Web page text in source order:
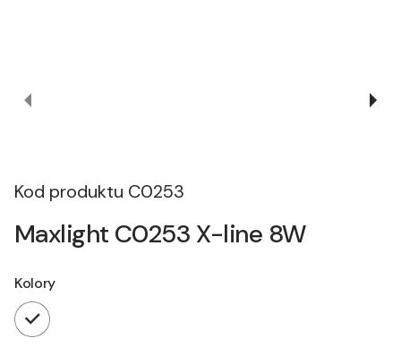
Kod produktu C0253
Maxlight C0253 X-line 8W
Kolory